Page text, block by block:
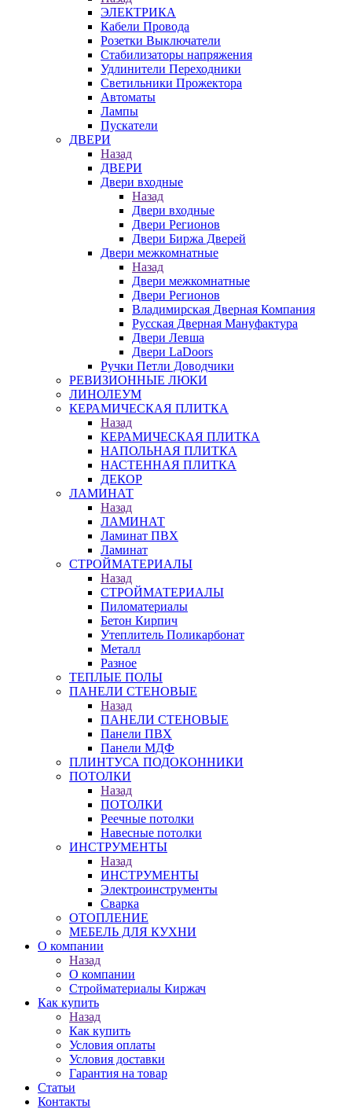
ЭЛЕКТРИКА
Кабели Провода
Розетки Выключатели
Стабилизаторы напряжения
Удлинители Переходники
Светильники Прожектора
Автоматы
Лампы
Пускатели
ДВЕРИ
Назад
ДВЕРИ
Двери входные
Назад
Двери входные
Двери Регионов
Двери Биржа Дверей
Двери межкомнатные
Назад
Двери межкомнатные
Двери Регионов
Владимирская Дверная Компания
Русская Дверная Мануфактура
Двери Левша
Двери LaDoors
Ручки Петли Доводчики
РЕВИЗИОННЫЕ ЛЮКИ
ЛИНОЛЕУМ
КЕРАМИЧЕСКАЯ ПЛИТКА
Назад
КЕРАМИЧЕСКАЯ ПЛИТКА
НАПОЛЬНАЯ ПЛИТКА
НАСТЕННАЯ ПЛИТКА
ДЕКОР
ЛАМИНАТ
Назад
ЛАМИНАТ
Ламинат ПВХ
Ламинат
СТРОЙМАТЕРИАЛЫ
Назад
СТРОЙМАТЕРИАЛЫ
Пиломатериалы
Бетон Кирпич
Утеплитель Поликарбонат
Металл
Разное
ТЕПЛЫЕ ПОЛЫ
ПАНЕЛИ СТЕНОВЫЕ
Назад
ПАНЕЛИ СТЕНОВЫЕ
Панели ПВХ
Панели МДФ
ПЛИНТУСА ПОДОКОННИКИ
ПОТОЛКИ
Назад
ПОТОЛКИ
Реечные потолки
Навесные потолки
ИНСТРУМЕНТЫ
Назад
ИНСТРУМЕНТЫ
Электроинструменты
Сварка
ОТОПЛЕНИЕ
МЕБЕЛЬ ДЛЯ КУХНИ
О компании
Назад
О компании
Стройматериалы Киржач
Как купить
Назад
Как купить
Условия оплаты
Условия доставки
Гарантия на товар
Статьи
Контакты